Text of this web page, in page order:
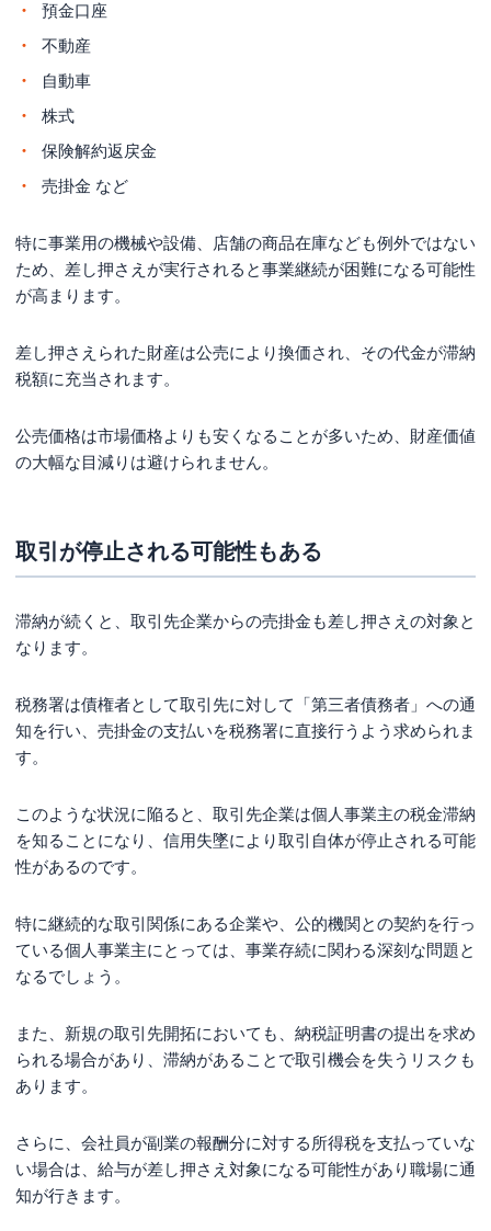
預金口座
不動産
自動車
株式
保険解約返戻金
売掛金 など
特に事業用の機械や設備、店舗の商品在庫なども例外ではない
ため、差し押さえが実行されると事業継続が困難になる可能性
が高まります。
差し押さえられた財産は公売により換価され、その代金が滞納
税額に充当されます。
公売価格は市場価格よりも安くなることが多いため、財産価値
の大幅な目減りは避けられません。
取引が停止される可能性もある
滞納が続くと、取引先企業からの売掛金も差し押さえの対象と
なります。
税務署は債権者として取引先に対して「第三者債務者」への通
知を行い、売掛金の支払いを税務署に直接行うよう求められま
す。
このような状況に陥ると、取引先企業は個人事業主の税金滞納
を知ることになり、信用失墜により取引自体が停止される可能
性があるのです。
特に継続的な取引関係にある企業や、公的機関との契約を行っ
ている個人事業主にとっては、事業存続に関わる深刻な問題と
なるでしょう。
また、新規の取引先開拓においても、納税証明書の提出を求め
られる場合があり、滞納があることで取引機会を失うリスクも
あります。
さらに、会社員が副業の報酬分に対する所得税を支払っていな
い場合は、給与が差し押さえ対象になる可能性があり職場に通
知が行きます。